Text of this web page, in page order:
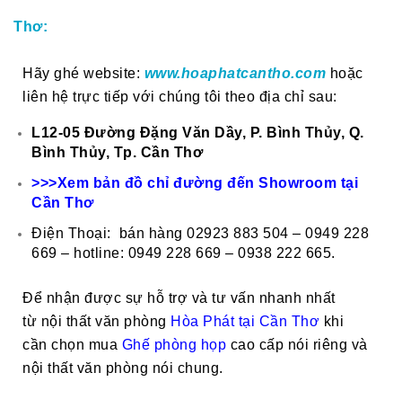
Thơ:
Hãy ghé website: www.hoaphatcantho.com hoặc
liên hệ trực tiếp với chúng tôi theo địa chỉ sau:
L12-05 Đường Đặng Văn Dầy, P. Bình Thủy, Q.
Bình Thủy, Tp. Cần Thơ
>>>Xem bản đồ chỉ đường đến Showroom tại
Cần Thơ
Điện Thoại: bán hàng 02923 883 504 – 0949 228
669 – hotline: 0949 228 669 – 0938 222 665.
Để nhận được sự hỗ trợ và tư vấn nhanh nhất
từ nội thất văn phòng Hòa Phát tại Cần Thơ khi
cần chọn mua Ghế phòng họp cao cấp nói riêng và
nội thất văn phòng nói chung.